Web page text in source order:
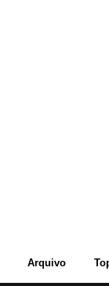
Arquivo